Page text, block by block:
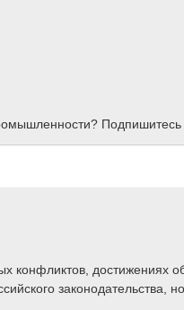
конфликтов, достижениях
законодательства,